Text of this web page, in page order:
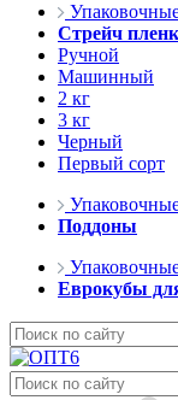
Стрейч
Ручной
Машинный
2 кг
3 кг
Черный
Первый сорт
Поддоны
Еврокубы